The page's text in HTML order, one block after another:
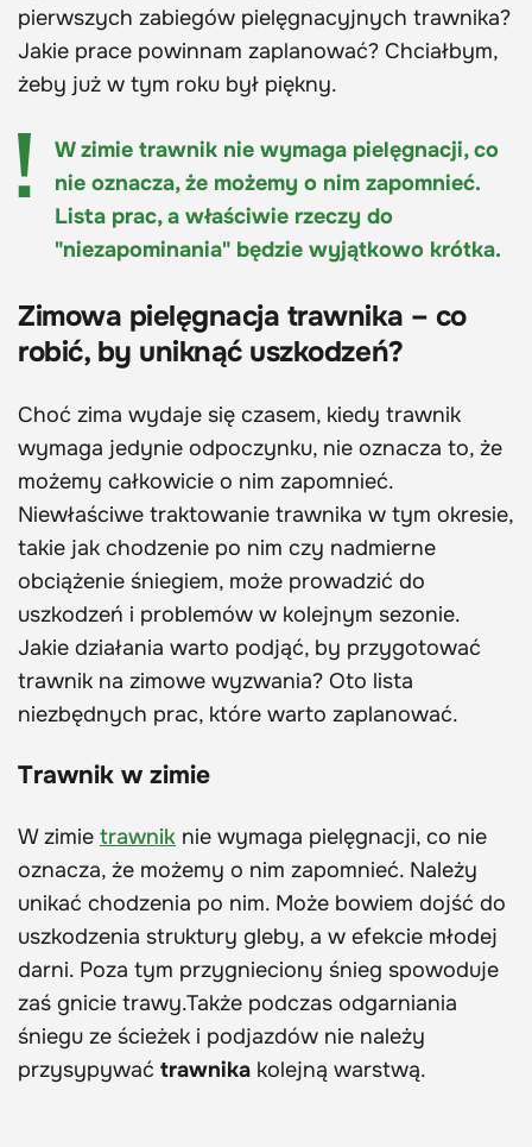
pierwszych zabiegów pielęgnacyjnych trawnika?
Jakie prace powinnam zaplanować? Chciałbym,
żeby już w tym roku był piękny.
W zimie trawnik nie wymaga pielęgnacji, co
nie oznacza, że możemy o nim zapomnieć.
Lista prac, a właściwie rzeczy do
"niezapominania" będzie wyjątkowo krótka.
Zimowa pielęgnacja trawnika – co
robić, by uniknąć uszkodzeń?
Choć zima wydaje się czasem, kiedy trawnik
wymaga jedynie odpoczynku, nie oznacza to, że
możemy całkowicie o nim zapomnieć.
Niewłaściwe traktowanie trawnika w tym okresie,
takie jak chodzenie po nim czy nadmierne
obciążenie śniegiem, może prowadzić do
uszkodzeń i problemów w kolejnym sezonie.
Jakie działania warto podjąć, by przygotować
trawnik na zimowe wyzwania? Oto lista
niezbędnych prac, które warto zaplanować.
Trawnik w zimie
W zimie trawnik nie wymaga pielęgnacji, co nie
oznacza, że możemy o nim zapomnieć. Należy
unikać chodzenia po nim. Może bowiem dojść do
uszkodzenia struktury gleby, a w efekcie młodej
darni. Poza tym przygnieciony śnieg spowoduje
zaś gnicie trawy.Także podczas odgarniania
śniegu ze ścieżek i podjazdów nie należy
przysypywać trawnika kolejną warstwą.